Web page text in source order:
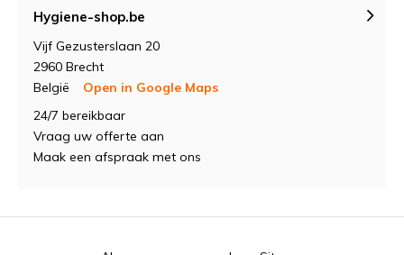
Hygiene-shop.be
Vijf Gezusterslaan 20
2960 Brecht
België
Open in Google Maps
24/7 bereikbaar
Vraag uw offerte aan
Maak een afspraak met ons